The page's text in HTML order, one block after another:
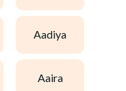
aadiya
aaira